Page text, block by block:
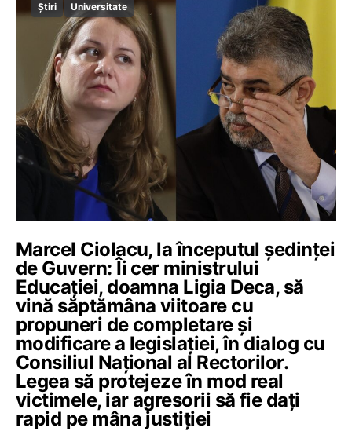
Știri Universitate
Marcel Ciolacu, la începutul ședinței
de Guvern: Îi cer ministrului
Educației, doamna Ligia Deca, să
vină săptămâna viitoare cu
propuneri de completare și
modificare a legislației, în dialog cu
Consiliul Național al Rectorilor.
Legea să protejeze în mod real
victimele, iar agresorii să fie dați
rapid pe mâna justiției